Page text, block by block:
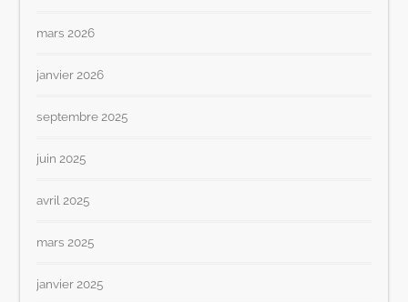
mars 2026
janvier 2026
septembre 2025
juin 2025
avril 2025
mars 2025
janvier 2025